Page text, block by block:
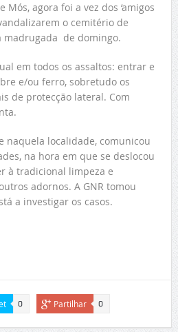
Mós, agora foi a vez dos ‘amigos
o cemitério de
madrugada de domingo.
em todos os assaltos: entrar e
e/ou ferro, sobretudo os
de protecção lateral. Com
naquela localidade, comunicou
na hora em que se deslocou
à tradicional limpeza e
adornos. A GNR tomou
a investigar os casos.
0 Partilhar 0